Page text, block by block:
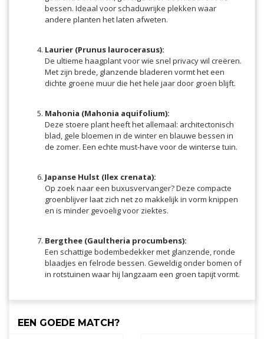
bessen. Ideaal voor schaduwrijke plekken waar
andere planten het laten afweten.
Laurier (Prunus laurocerasus):
De ultieme haagplant voor wie snel privacy wil creëren.
Met zijn brede, glanzende bladeren vormt het een
dichte groene muur die het hele jaar door groen blijft.
Mahonia (Mahonia aquifolium):
Deze stoere plant heeft het allemaal: architectonisch
blad, gele bloemen in de winter en blauwe bessen in
de zomer. Een echte must-have voor de winterse tuin.
Japanse Hulst (Ilex crenata):
Op zoek naar een buxusvervanger? Deze compacte
groenblijver laat zich net zo makkelijk in vorm knippen
en is minder gevoelig voor ziektes.
Bergthee (Gaultheria procumbens):
Een schattige bodembedekker met glanzende, ronde
blaadjes en felrode bessen. Geweldig onder bomen of
in rotstuinen waar hij langzaam een groen tapijt vormt.
EEN GOEDE MATCH?